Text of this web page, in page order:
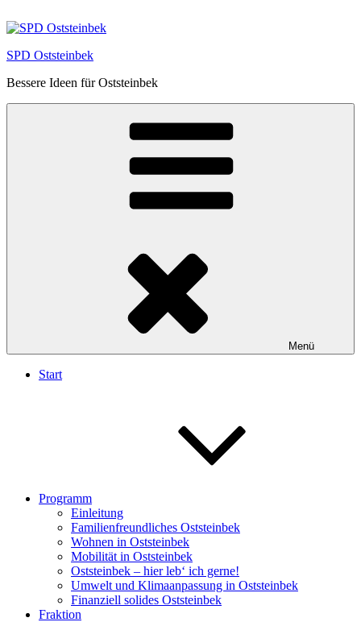
Inhalt
SPD Oststeinbek
Bessere Ideen für Oststeinbek
Menü
Start
Programm
Einleitung
Familienfreundliches Oststeinbek
Wohnen in Oststeinbek
Mobilität in Oststeinbek
Oststeinbek – hier leb‘ ich gerne!
Umwelt und Klimaanpassung in Oststeinbek
Finanziell solides Oststeinbek
Fraktion